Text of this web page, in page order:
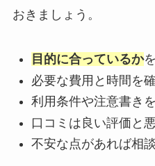
おきましょう。
目的に合っているか
必要な費用と時間を
利用条件や注意書き
口コミは良い評価と
不安な点があれば相